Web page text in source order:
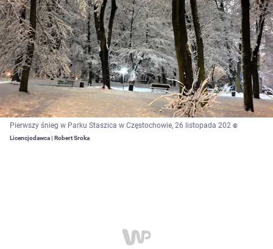
Pierwszy śnieg w Parku Staszica w Częstochowie, 26 listopada 202 ©
Licencjodawca | Robert Sroka